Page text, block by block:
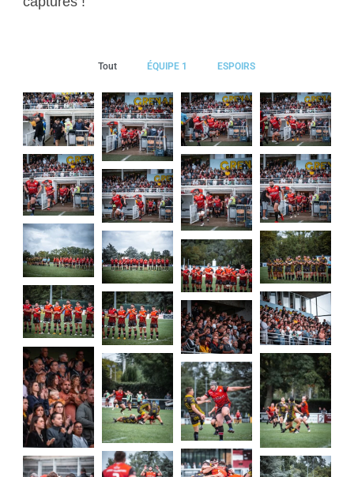
Tout ÉQUIPE 1 ESPOIRS